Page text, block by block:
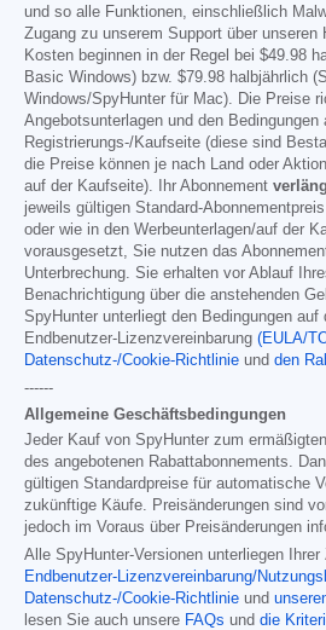
und so alle Funktionen, einschließlich
Zugang zu unserem Support über
Kosten beginnen in der Regel bei $49.98
Basic Windows) bzw. $79.98 halbjährlich
Windows/SpyHunter für Mac). Die Preise
Angebotsunterlagen und den Bedingungen
Registrierungs-/Kaufseite (diese sind
die Preise können je nach Land oder
auf der Kaufseite). Ihr Abonnement
jeweils gültigen Standard-
oder wie in den Werbeunterlagen/auf der
vorausgesetzt, Sie nutzen das
Unterbrechung. Sie erhalten vor Ablauf
Benachrichtigung über die anstehenden
SpyHunter unterliegt den Bedingungen auf
Endbenutzer-Lizenzvereinbarung (EULA/
Datenschutz-/Cookie-Richtlinie und den
------
Allgemeine Geschäftsbedingungen
Jeder Kauf von SpyHunter zum
des angebotenen Rabattabonnements.
gültigen Standardpreise für automatische
zukünftige Käufe. Preisänderungen sind
jedoch im Voraus über Preisänderungen
Alle SpyHunter-Versionen unterliegen
Endbenutzer-Lizenzvereinbarung/
Datenschutz-/Cookie-Richtlinie und
lesen Sie auch unsere FAQs und die